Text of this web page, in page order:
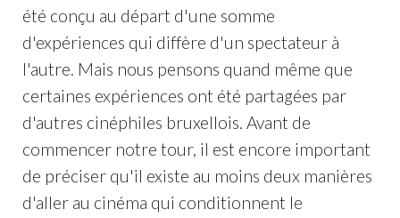
été conçu au départ d'une somme
d'expériences qui diffère d'un spectateur à
l'autre. Mais nous pensons quand même que
certaines expériences ont été partagées par
d'autres cinéphiles bruxellois. Avant de
commencer notre tour, il est encore important
de préciser qu'il existe au moins deux manières
d'aller au cinéma qui conditionnent le